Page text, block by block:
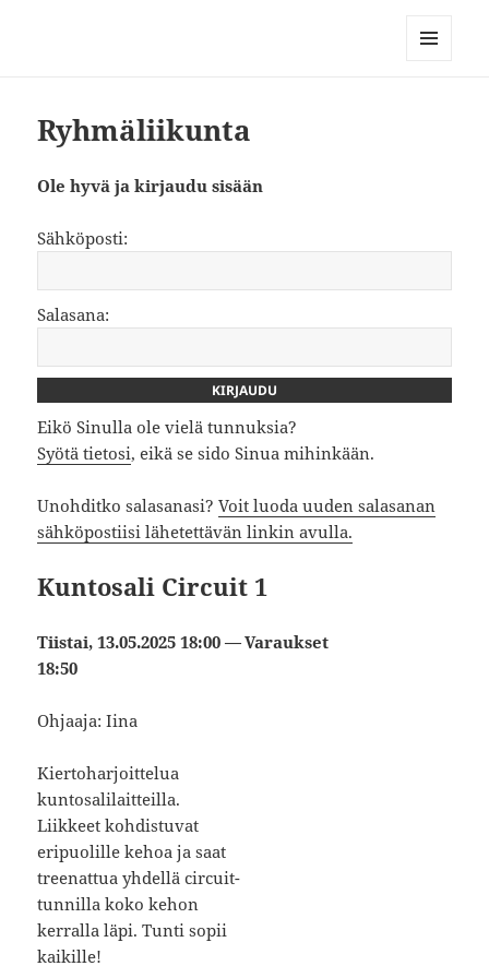
Ryhmäliikunta
Ole hyvä ja kirjaudu sisään
Sähköposti:
Salasana:
Eikö Sinulla ole vielä tunnuksia?
Syötä tietosi, eikä se sido Sinua mihinkään.
Unohditko salasanasi?Voit luoda uuden salasanan
sähköpostiisi lähetettävän linkin avulla.
Kuntosali Circuit 1
Tiistai, 13.05.2025 18:00 —
18:50
Ohjaaja: Iina
Kiertoharjoittelua
kuntosalilaitteilla.
Liikkeet kohdistuvat
eripuolille kehoa ja saat
treenattua yhdellä circuit-
tunnilla koko kehon
kerralla läpi. Tunti sopii
kaikille!
Varaukset